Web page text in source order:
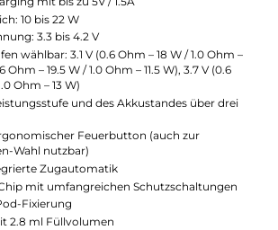
1000 mAh Akku kannst du
den ganzen Tag über genießen.
eine beeindruckende Ausdauer und
über den USB Typ-C Anschluss
Lange Wartezeiten gehören der
an, denn mit 5V / 1,5A ist dein Gerät im
und Coils
sind mit einem praktischen
ausgestattet, der den
macht. Das Mundstück aus